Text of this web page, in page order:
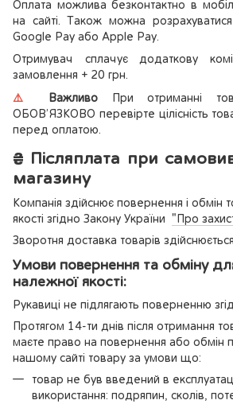
Оплата можлива безконтактно в
на сайті. Також можна
Google Pay або Apple Pay.
Отримувач сплачує додаткову
замовлення + 20 грн.
⚠️
ВажливоПри отриманні
ОБОВ’ЯЗКОВО перевірте цілісність
перед оплатою.
₴ Післяплата при
магазину
Компанія здійснює повернення і обмін
якості згідно Закону України "Про
Зворотня доставка товарів
Умови повернення та обміну
належної якості:
Рукавиці не підлягають поверненню
Протягом 14-ти днів після отримання
маєте право на повернення або обмін
нашому сайті товару за умови що:
товар не був введений в
використання: подряпин, сколів,